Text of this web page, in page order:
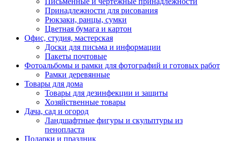
Принадлежности для рисования
Рюкзаки, ранцы, сумки
Цветная бумага и картон
Офис, студия, мастерская
Доски для письма и информации
Пакеты почтовые
Фотоальбомы и рамки для фотографий и готовых работ
Рамки деревянные
Товары для дома
Товары для дезинфекции и защиты
Хозяйственные товары
Дача, сад и огород
Ландшафтные фигуры и скульптуры из
пенопласта
Подарки и праздник